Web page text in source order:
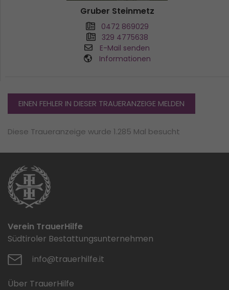
Gruber Steinmetz
0472 869029
329 4775638
E-Mail senden
Informationen
EINEN FEHLER IN DIESER TRAUERANZEIGE MELDEN
Diese Traueranzeige wurde 1.285 Mal besucht
Verein TrauerHilfe
Südtiroler Bestattungsunternehmen
info@trauerhilfe.it
Über TrauerHilfe